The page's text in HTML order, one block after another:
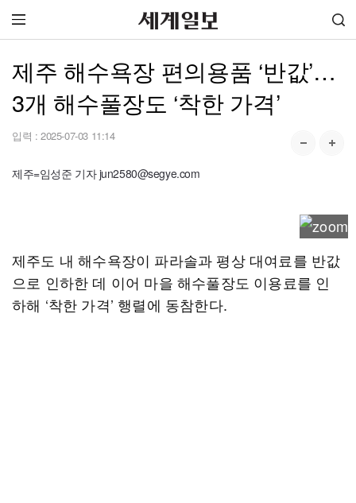
제주 해수욕장 편의용품 ‘반값’…
3개 해수풀장도 ‘착한 가격’
입력 : 2025-07-03 11:14
제주=임성준 기자 jun2580@segye.com
제주도 내 해수욕장이 파라솔과 평상 대여료를 반값
으로 인하한 데 이어 마을 해수풀장도 이용료를 인
하해 ‘착한 가격’ 행렬에 동참한다.